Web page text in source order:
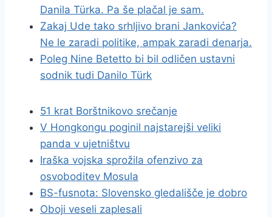
Danila Türka. Pa še plačal je sam.
Zakaj Ude tako srhljivo brani Jankovića?
Ne le zaradi politike, ampak zaradi denarja.
Poleg Nine Betetto bi bil odličen ustavni
sodnik tudi Danilo Türk
51 krat Borštnikovo srečanje
V Hongkongu poginil najstarejši veliki
panda v ujetništvu
Iraška vojska sprožila ofenzivo za
osvoboditev Mosula
BS-fusnota: Slovensko gledališče je dobro
Oboji veseli zaplesali